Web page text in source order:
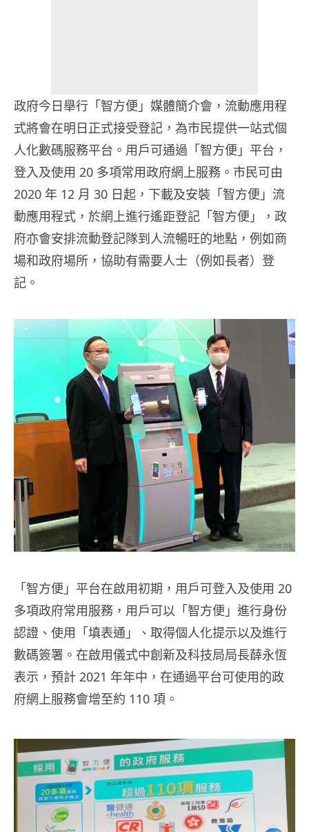
政府今日舉行「智方便」媒體簡介會，流動應用程
式將會在明日正式接受登記，為市民提供一站式個
人化數碼服務平台。用戶可通過「智方便」平台，
登入及使用 20 多項常用政府網上服務。市民可由
2020 年 12 月 30 日起，下載及安裝「智方便」流
動應用程式，於網上進行遙距登記「智方便」，政
府亦會安排流動登記隊到人流暢旺的地點，例如商
場和政府場所，協助有需要人士（例如長者）登
記。
「智方便」平台在啟用初期，用戶可登入及使用 20
多項政府常用服務，用戶可以「智方便」進行身份
認證、使用「填表通」、取得個人化提示以及進行
數碼簽署。在啟用儀式中創新及科技局局長薛永恆
表示，預計 2021 年年中，在通過平台可使用的政
府網上服務會增至約 110 項。